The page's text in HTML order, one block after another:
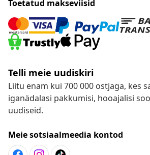
Toetatud makseviisid
Telli meie uudiskiri
Liitu enam kui 700 000 ostjaga, kes
iganädalasi pakkumisi, hooajalisi
uudiseid.
Meie sotsiaalmeedia kontod